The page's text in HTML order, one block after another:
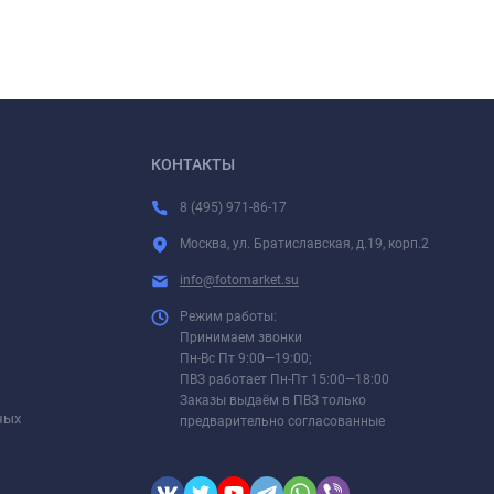
КОНТАКТЫ
8 (495) 971-86-17
Москва, ул. Братиславская, д.19, корп.2
info@fotomarket.su
Режим работы:
Принимаем звонки
Пн-Вс Пт 9:00—19:00;
ПВЗ работает Пн-Пт 15:00—18:00
Заказы выдаём в ПВЗ только
предварительно согласованные